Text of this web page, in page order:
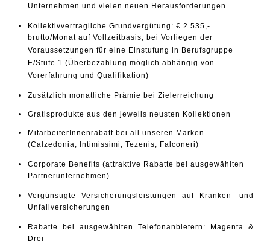
Unternehmen und vielen neuen Herausforderungen
Kollektivvertragliche Grundvergütung: € 2.535,-
brutto/Monat auf Vollzeitbasis, bei Vorliegen der
Voraussetzungen für eine Einstufung in Berufsgruppe
E/Stufe 1 (Überbezahlung möglich abhängig von
Vorerfahrung und Qualifikation)
Zusätzlich monatliche Prämie bei Zielerreichung
Gratisprodukte aus den jeweils neusten Kollektionen
MitarbeiterInnenrabatt bei all unseren Marken
(Calzedonia, Intimissimi, Tezenis, Falconeri)
Corporate Benefits (attraktive Rabatte bei ausgewählten
Partnerunternehmen)
Vergünstigte Versicherungsleistungen auf Kranken- und
Unfallversicherungen
Rabatte bei ausgewählten Telefonanbietern: Magenta &
Drei